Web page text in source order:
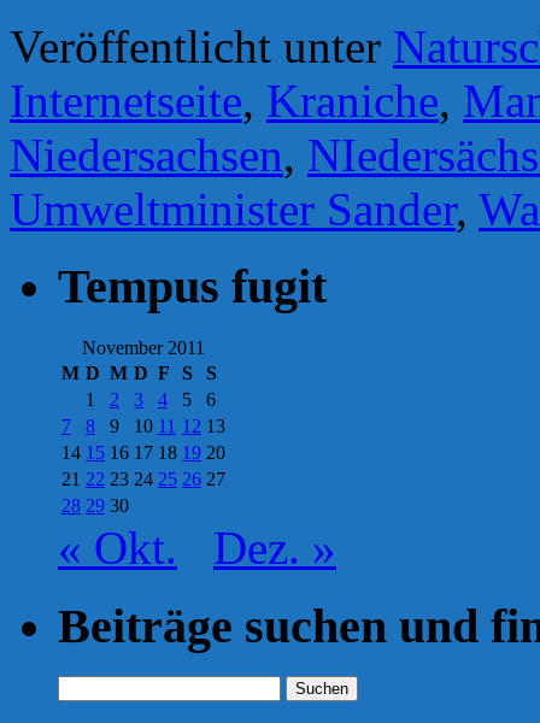
Veröffentlicht unter
Internetseite, Kraniche,
Niedersachsen,
Umweltminister Sander,
Tempus fugit
November 2011
M D M D F S
S
1
2 3 4 5
6
7
8 9 10 11 12 13
14 15 16 17 18 19 20
21 22 23 24 25 26 27
28 29 30
« Okt. Dez. »
Beiträge suchen und
nach: